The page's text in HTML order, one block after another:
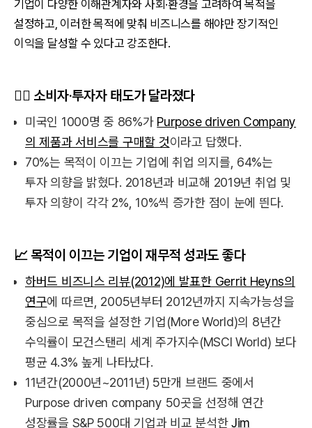
기업이 다양한 이해관계자와 사회·환경을 고려하여 목적을
설정하고, 이러한 목적에 맞춰 비즈니스를 해야만 장기적인
이익을 달성할 수 있다고 강조한다.
🙋‍♀️ 소비자·투자자 태도가 달라졌다
미국인 1000명 중 86%가 Purpose driven Company
의 제품과 서비스를 구매할 것이라고 답했다.
70%는 목적이 이끄는 기업에 취업 의지를, 64%는
투자 의향을 밝혔다. 2018년과 비교해 2019년 취업 및
투자 의향이 각각 2%, 10%씩 증가한 점이 눈에 띈다.
📈 목적이 이끄는 기업이 재무적 성과도 좋다
하버드 비즈니스 리뷰(2012)에 발표한 Gerrit Heyns의
연구에 따르면, 2005년부터 2012년까지 지속가능성을
중심으로 목적을 설정한 기업(More World)의 8년간
수익률이 모건스탠리 세계 주가지수(MSCI World) 보다
평균 4.3% 높게 나타났다.
11년간(2000년~2011년) 5만개 브랜드 중에서
Purpose driven company 50곳을 선정해 연간
성장률을 S&P 500대 기업과 비교 분석한Jim